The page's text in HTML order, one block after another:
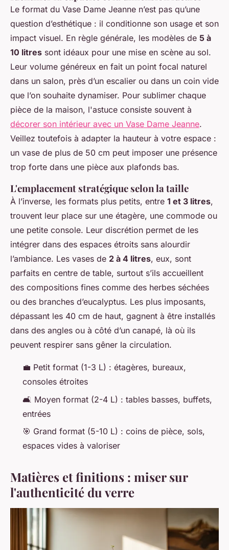
Le format du Vase Dame Jeanne n’est pas qu’une
question d’esthétique : il conditionne son usage et son
impact visuel. En règle générale, les modèles de 5 à
10 litres sont idéaux pour une mise en scène au sol.
Leur volume généreux en fait un point focal naturel
dans un salon, près d’un escalier ou dans un coin vide
que l’on souhaite dynamiser. Pour sublimer chaque
pièce de la maison, l'astuce consiste souvent à
décorer son intérieur avec un Vase Dame Jeanne.
Veillez toutefois à adapter la hauteur à votre espace :
un vase de plus de 50 cm peut imposer une présence
trop forte dans une pièce aux plafonds bas.
L'emplacement stratégique selon la taille
À l’inverse, les formats plus petits, entre 1 et 3 litres,
trouvent leur place sur une étagère, une commode ou
une petite console. Leur discrétion permet de les
intégrer dans des espaces étroits sans alourdir
l’ambiance. Les vases de 2 à 4 litres, eux, sont
parfaits en centre de table, surtout s’ils accueillent
des compositions fines comme des herbes séchées
ou des branches d’eucalyptus. Les plus imposants,
dépassant les 40 cm de haut, gagnent à être installés
dans des angles ou à côté d’un canapé, là où ils
peuvent respirer sans gêner la circulation.
💼 Petit format (1-3 L) : étagères, bureaux,
consoles étroites
🛋️ Moyen format (2-4 L) : tables basses, buffets,
entrées
🎯 Grand format (5-10 L) : coins de pièce, sols,
espaces vides à valoriser
Matières et finitions : miser sur
l'authenticité du verre